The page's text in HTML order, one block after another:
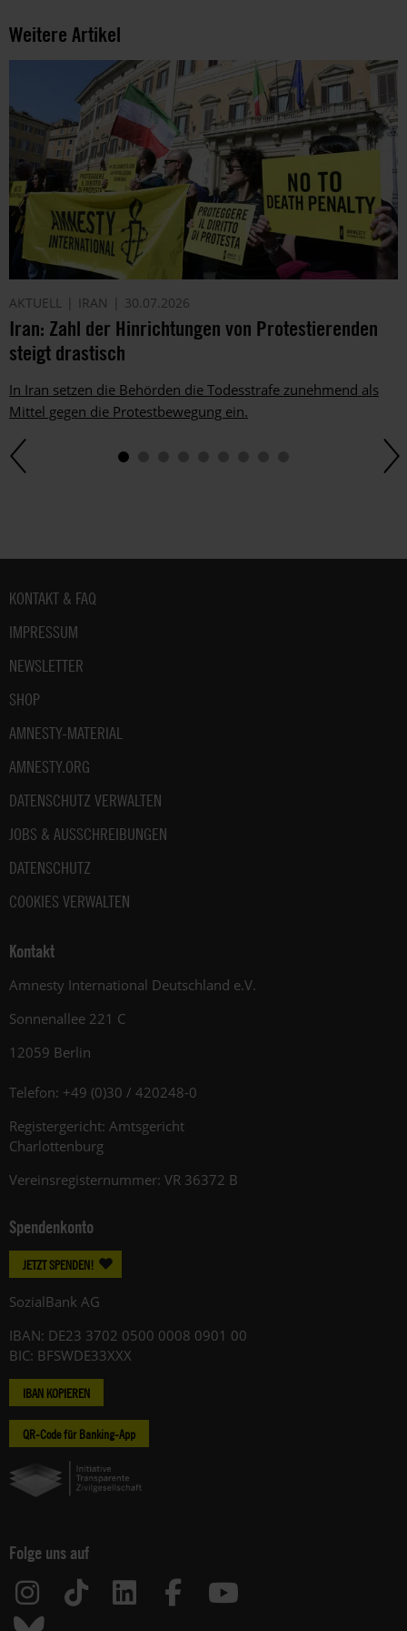
Weitere Artikel
AKTUELL IRAN 30.07.2026
Iran: Zahl der Hinrichtungen von Protestierenden
steigt drastisch
In Iran setzen die Behörden die Todesstrafe zunehmend als
Mittel gegen die Protestbewegung ein.
Fußbereich
KONTAKT & FAQ
IMPRESSUM
NEWSLETTER
SHOP
AMNESTY-MATERIAL
AMNESTY.ORG
DATENSCHUTZ VERWALTEN
JOBS & AUSSCHREIBUNGEN
DATENSCHUTZ
COOKIES VERWALTEN
Kontakt
Amnesty International Deutschland e.V.
Sonnenallee 221 C
12059 Berlin
Telefon: +49 (0)30 / 420248-0
Registergericht: Amtsgericht
Charlottenburg
Vereinsregisternummer: VR 36372 B
Spendenkonto
JETZT SPENDEN!
SozialBank AG
IBAN: DE23 3702 0500 0008 0901 00
BIC: BFSWDE33XXX
IBAN KOPIEREN
QR-Code für Banking-App
Folge uns auf